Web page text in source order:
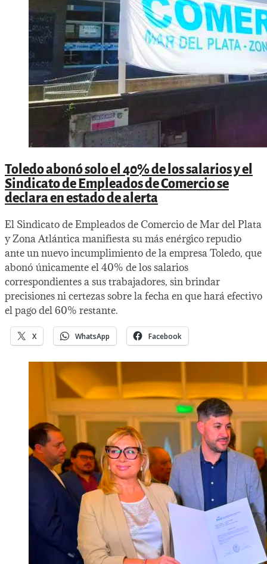
Toledo abonó solo el 40% de los salarios y el
Sindicato de Empleados de Comercio se
declara en estado de alerta
El Sindicato de Empleados de Comercio de Mar del Plata
y Zona Atlántica manifiesta su más enérgico repudio
ante un nuevo incumplimiento de la empresa Toledo, que
abonó únicamente el 40% de los salarios
correspondientes a sus trabajadores, sin brindar
precisiones ni certezas sobre la fecha en que hará efectivo
el pago del 60% restante.
X WhatsApp Facebook